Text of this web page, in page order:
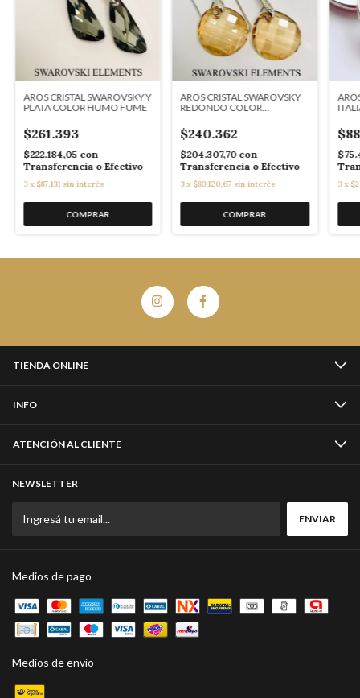
AROS CRISTAL SWAROVSKY Y
PLATA COLOR HUMO FUME
$261.393
$222.184,05 con
Transferencia o Efectivo
3 x $87.131 sin interés
AROS CRISTAL SWAROVSKY
REDONDO COLOR
$240.362
$204.307,70 con
Transferencia o Efectivo
3 x $80.120,67 sin interés 3 x
TIENDA ONLINE
INFO
ATENCIÓN AL CLIENTE
NEWSLETTER
Medios de pago
Medios de envío